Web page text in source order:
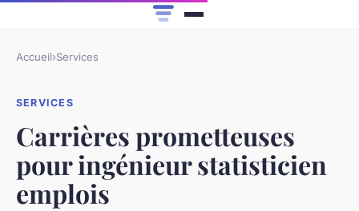
Accueil›Services
SERVICES
Carrières prometteuses
pour ingénieur statisticien
emplois